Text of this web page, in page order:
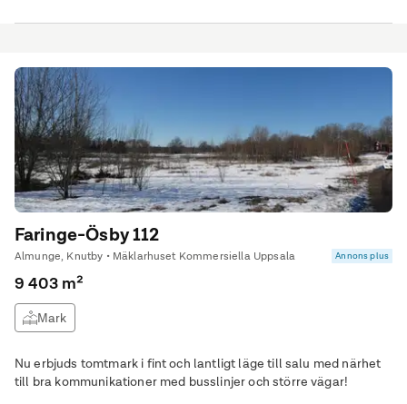
Faringe-Ösby 112
Almunge, Knutby • Mäklarhuset Kommersiella Uppsala Annons plus
9 403 m²
Mark
Nu erbjuds tomtmark i fint och lantligt läge till salu med närhet
till bra kommunikationer med busslinjer och större vägar!